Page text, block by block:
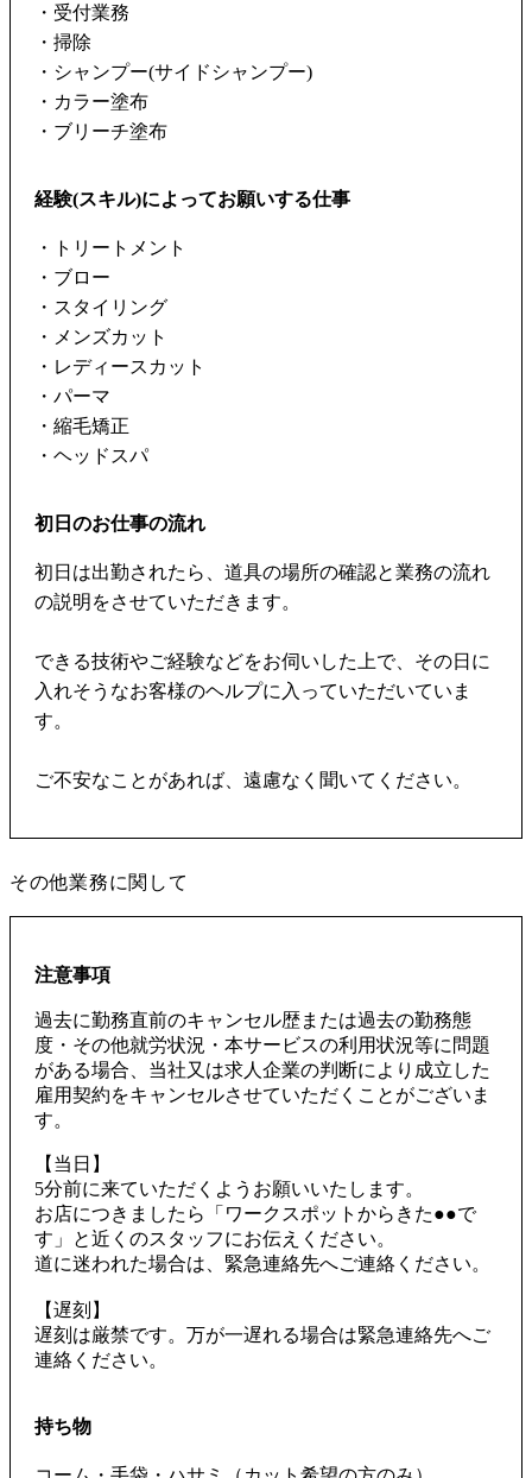
・受付業務
・掃除
・シャンプー(サイドシャンプー)
・カラー塗布
・ブリーチ塗布
経験(スキル)によってお願いする仕事
・トリートメント
・ブロー
・スタイリング
・メンズカット
・レディースカット
・パーマ
・縮毛矯正
・ヘッドスパ
初日のお仕事の流れ
初日は出勤されたら、道具の場所の確認と業務の流れ
の説明をさせていただきます。
できる技術やご経験などをお伺いした上で、その日に
入れそうなお客様のヘルプに入っていただいていま
す。
ご不安なことがあれば、遠慮なく聞いてください。
その他業務に関して
注意事項
過去に勤務直前のキャンセル歴または過去の勤務態
度・その他就労状況・本サービスの利用状況等に問題
がある場合、当社又は求人企業の判断により成立した
雇用契約をキャンセルさせていただくことがございま
す。
【当日】
5分前に来ていただくようお願いいたします。
お店につきましたら「ワークスポットからきた●●で
す」と近くのスタッフにお伝えください。
道に迷われた場合は、緊急連絡先へご連絡ください。
【遅刻】
遅刻は厳禁です。万が一遅れる場合は緊急連絡先へご
連絡ください。
持ち物